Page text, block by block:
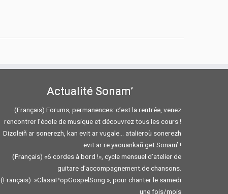
Actualité Sonam’
(Français) Forums, permanences: c’est la rentrée, venez
rencontrer l’école de musique et découvrez tous les cours !
Dizoleiñ ar sonerezh, kan evit ar vugale… atalieroù sonerezh
evit ar re yaouankañ get Sonam’ !
(Français) «6 cordes à bord !», cycle mensuel d’atelier de
guitare d’accompagnement.de chansons.
(Français) »ClassiPopGospelSong », pour chanter le samedi
une fois/mois